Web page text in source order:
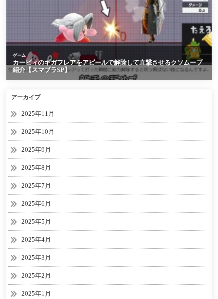
アーカイブ
2025年11月
2025年10月
2025年9月
2025年8月
2025年7月
2025年6月
2025年5月
2025年4月
2025年3月
2025年2月
2025年1月